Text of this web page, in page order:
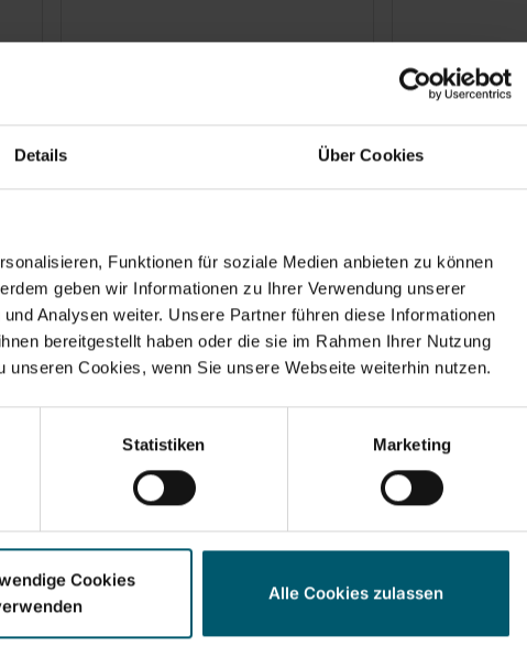
Details Über Cookies
Funktionen für soziale Medien anbieten zu können
geben wir Informationen zu Ihrer Verwendung unserer
Analysen weiter. Unsere Partner führen diese Informationen
bereitgestellt haben oder die sie im Rahmen Ihrer Nutzung
Cookies, wenn Sie unsere Webseite weiterhin nutzen.
Statistiken Marketing
Cookies
Alle Cookies zulassen